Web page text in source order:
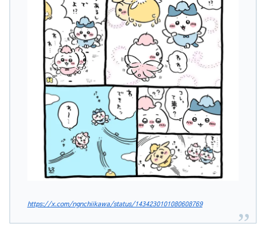
https://x.com/ngnchiikawa/status/1434230101080608769